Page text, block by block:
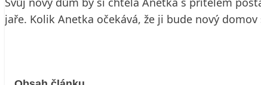
jaře. Kolik Anetka očekává, že ji bude nový